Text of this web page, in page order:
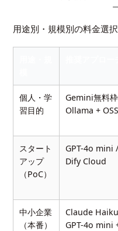
用途別・規模別の料金選
個人・学
習目的
Gemini無料
Ollama + OSS
スタート
アップ
（PoC）
GPT-4o mini /
Dify Cloud
中小企業
（本番）
Claude
GPT-4o mini